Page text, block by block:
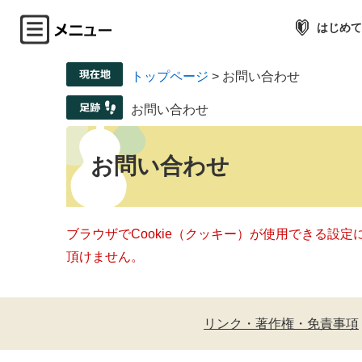
はじめ
トップページ > お問い合わせ
お問い合わせ
お問い合わせ
ブラウザでCookie（クッキー）が使用できる設
頂けません。
リンク・著作権・免責事項